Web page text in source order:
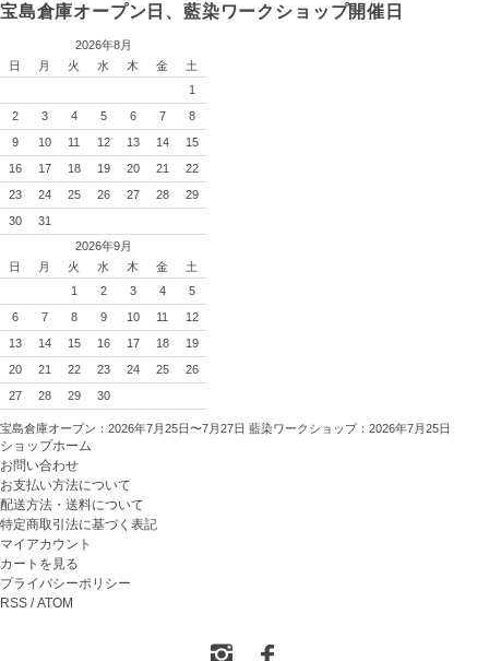
宝島倉庫オープン日、藍染ワークショップ開催日
2026年8月
日
月 火 水 木 金
土
1
2
3 4 5 6 7
8
9
10 11 12 13 14
15
16
17 18 19 20 21
22
23
24 25 26 27 28
29
30
31
2026年9月
日
月 火 水 木 金
土
1
2 3 4
5
6
7 8 9 10 11
12
13
14 15 16 17 18
19
20
21 22 23 24 25
26
27
28 29 30
宝島倉庫オープン：2026年7月25日〜7月27日 藍染ワークショップ：2026年7月25日
ショップホーム
お問い合わせ
お支払い方法について
配送方法・送料について
特定商取引法に基づく表記
マイアカウント
カートを見る
プライバシーポリシー
RSS /ATOM